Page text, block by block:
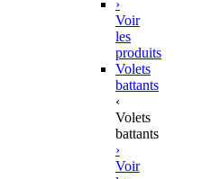
›
Voir
les
produits
Volets
battants
‹
Volets
battants
›
Voir